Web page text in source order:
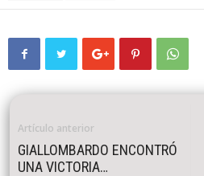
Artículo anterior
GIALLOMBARDO ENCONTRÓ
UNA VICTORIA…